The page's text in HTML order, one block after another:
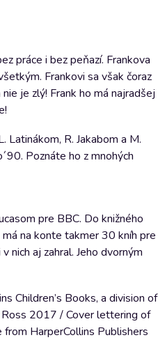
práce i bez peňazí. Frankova
Frankovi sa však čoraz
je zlý! Frank ho má najradšej
R. Jakabom a M.
Poznáte ho z mnohých
pre BBC. Do knižného
na konte takmer 30 kníh pre
nich aj zahral. Jeho dvorným
Children’s Books, a division of
2017 / Cover lettering of
HarperCollins Publishers